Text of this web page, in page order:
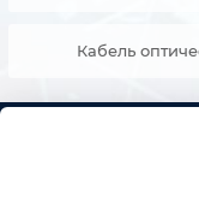
Кабель